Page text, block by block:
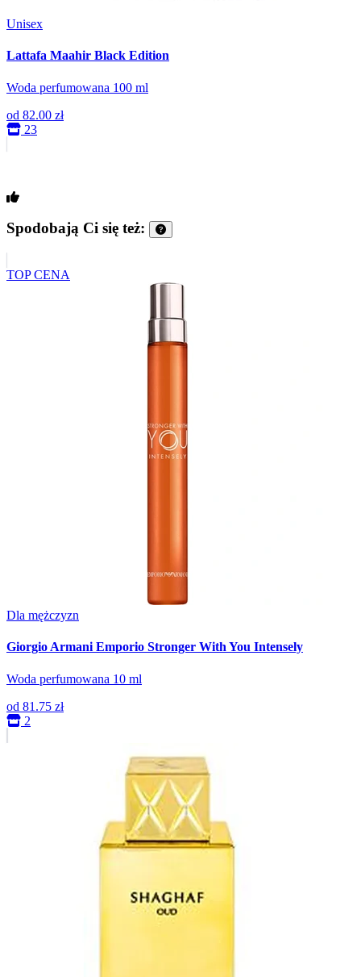
Unisex
Lattafa Maahir Black Edition
Woda perfumowana 100 ml
od 82.00 zł
23
Spodobają Ci się też:
TOP CENA
Dla mężczyzn
Giorgio Armani Emporio Stronger With You Intensely
Woda perfumowana 10 ml
od 81.75 zł
2